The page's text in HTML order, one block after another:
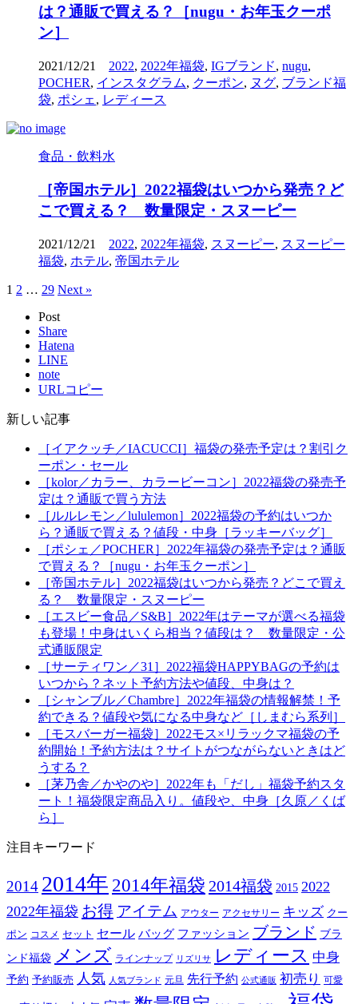
は？通販で買える？［nugu・お年玉クーポ
ン］
2021/12/21 2022, 2022年福袋, IGブランド, nugu,
POCHER, インスタグラム, クーポン, ヌグ, ブランド福
袋, ポシェ , レディース
食品・飲料水
［帝国ホテル］2022福袋はいつから発売？ど
こで買える？ 数量限定・スヌーピー
2021/12/21 2022, 2022年福袋, スヌーピー, スヌーピー
福袋, ホテル, 帝国ホテル
1 2 … 29 Next »
Post
Share
Hatena
LINE
note
URLコピー
新しい記事
［イアクッチ／IACUCCI］福袋の発売予定は？割引ク
ーポン・セール
［kolor／カラー、カラービーコン］2022福袋の発売予
定は？通販で買う方法
［ルルレモン／lululemon］2022福袋の予約はいつか
ら？通販で買える？値段・中身［ラッキーバッグ］
［ポシェ／POCHER］2022年福袋の発売予定は？通販
で買える？［nugu・お年玉クーポン］
［帝国ホテル］2022福袋はいつから発売？どこで買え
る？ 数量限定・スヌーピー
［エスビー食品／S&B］2022年はテーマが選べる福袋
も登場！中身はいくら相当？値段は？ 数量限定・公
式通販限定
［サーティワン／31］2022福袋HAPPYBAGの予約は
いつから？ネット予約方法や値段、中身は？
［シャンブル／Chambre］2022年福袋の情報解禁！予
約できる？値段や気になる中身など［しまむら系列］
［モスバーガー福袋］2022モス×リラックマ福袋の予
約開始！予約方法は？サイトがつながらないときはど
うする？
［茅乃舎／かやのや］2022年も「だし」福袋予約スタ
ート！福袋限定商品入り。値段や、中身［久原／くば
ら］
注目キーワード
2014 2014年 2014年福袋 2014福袋 2015 2022
2022年福袋 お得 アイテム アウター アクセサリー キッズ クー
ポン コスメ セット セール バッグ ファッション ブランド ブラ
ンド福袋 メンズ ラインナップ リズリサ レディース 中身
予約 予約販売 人気 人気ブランド 元旦 先行予約 公式通販 初売り 可愛